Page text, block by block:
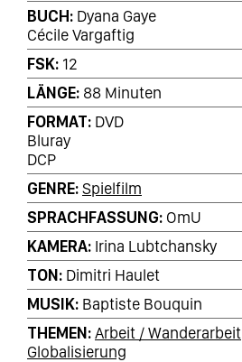
BUCH Dyana Gaye
Cécile Vargaftig
FSK 12
LÄNGE 88 Minuten
FORMAT DVD
Bluray
DCP
GENRE Spielfilm
SPRACHFASSUNG OmU
KAMERA Irina Lubtchansky
TON Dimitri Haulet
MUSIK Baptiste Bouquin
THEMEN Arbeit / Wanderarbeit
Globalisierung